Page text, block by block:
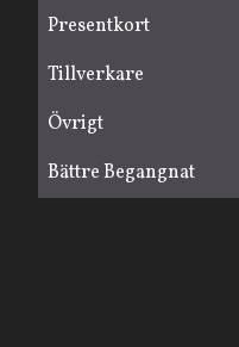
Presentkort
Tillverkare
Övrigt
Bättre Begangnat